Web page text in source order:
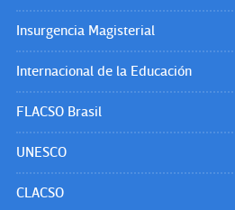
Insurgencia Magisterial
Internacional de la Educación
FLACSO Brasil
UNESCO
CLACSO